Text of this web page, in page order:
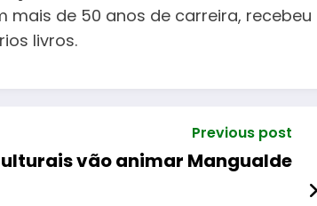
de 50 anos de carreira, recebeu
livros.
Previous post
vão animar Mangualde